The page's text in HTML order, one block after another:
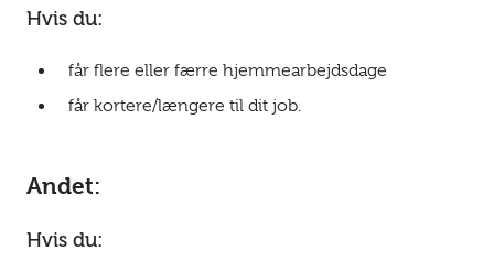
Hvis du:
får flere eller færre hjemmearbejdsdage
får kortere/længere til dit job.
Andet:
Hvis du: